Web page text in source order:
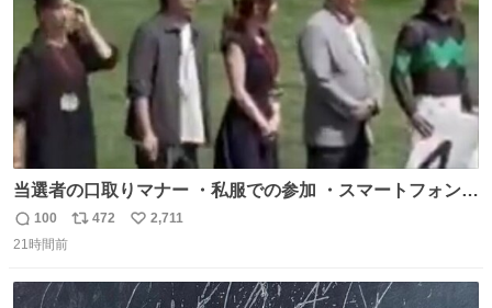
当選者の口取りマナー ・私服での参加 ・スマートフォンで
の撮影 ・調教師へ自分から握手を求める行為 ・シャツをズ
ボンにインしていない服装 ・ボディーバッグの着用 私も口
ほしい #DMMバヌーシ
返
信
100
リ
ト
472
い
数
2,711
21時間前